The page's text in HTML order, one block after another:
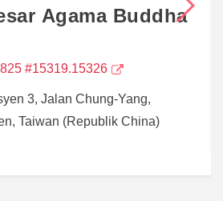
Agama Buddha
#15319.15326
3, Jalan Chung-Yang,
Taiwan (Republik China)